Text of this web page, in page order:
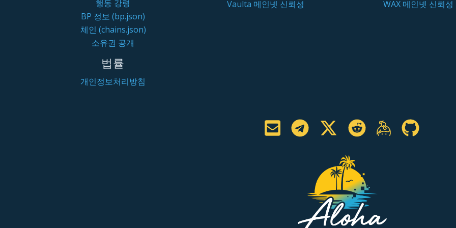
행동 강령
BP 정보 (bp.json)
체인 (chains.json)
소유권 공개
법률
개인정보처리방침
Vaulta 메인넷 신뢰성
WAX 메인넷 신뢰성